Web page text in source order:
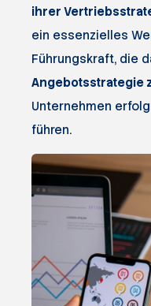
ihrer
ein essenzielles
Führungskraft, die
Angebotsstrategie
Unternehmen
führen.